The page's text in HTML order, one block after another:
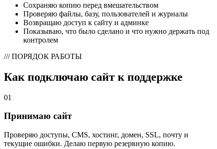
Сохраняю копию перед вмешательством
Проверяю файлы, базу, пользователей и журналы
Возвращаю доступ к сайту и админке
Показываю, что было сделано и что нужно держать под
контролем
/// ПОРЯДОК РАБОТЫ
Как подключаю сайт к поддержке
01
Принимаю сайт
Проверяю доступы, CMS, хостинг, домен, SSL, почту и
текущие ошибки. Делаю первую резервную копию.